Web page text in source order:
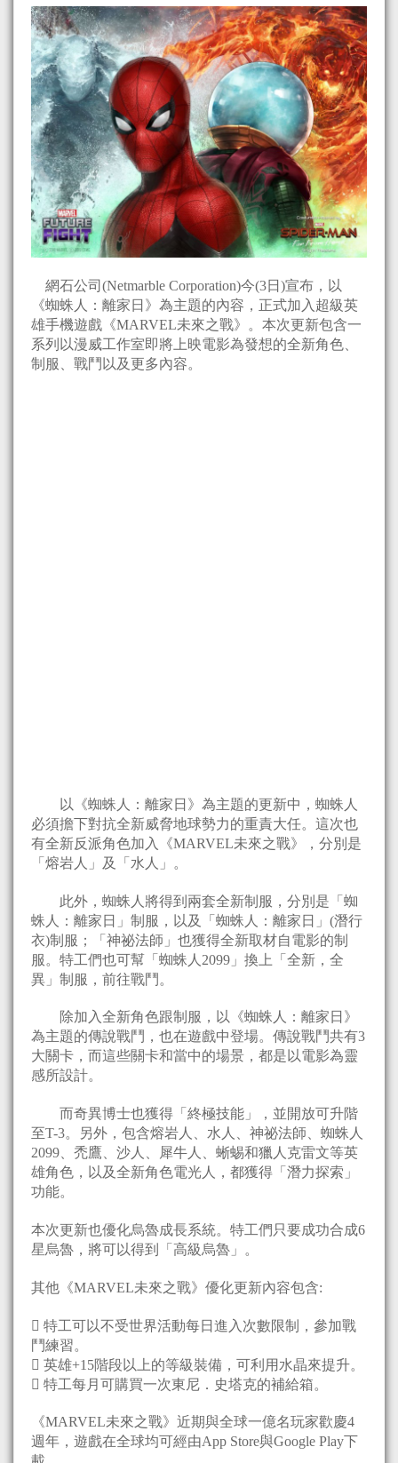
網石公司(Netmarble Corporation)今(3日)宣布，以
《蜘蛛人：離家日》為主題的內容，正式加入超級英
雄手機遊戲《MARVEL未來之戰》。本次更新包含一
系列以漫威工作室即將上映電影為發想的全新角色、
制服、戰鬥以及更多內容。
以《蜘蛛人：離家日》為主題的更新中，蜘蛛人
必須擔下對抗全新威脅地球勢力的重責大任。這次也
有全新反派角色加入《MARVEL未來之戰》，分別是
「熔岩人」及「水人」。
此外，蜘蛛人將得到兩套全新制服，分別是「蜘
蛛人：離家日」制服，以及「蜘蛛人：離家日」(潛行
衣)制服；「神祕法師」也獲得全新取材自電影的制
服。特工們也可幫「蜘蛛人2099」換上「全新，全
異」制服，前往戰鬥。
除加入全新角色跟制服，以《蜘蛛人：離家日》
為主題的傳說戰鬥，也在遊戲中登場。傳說戰鬥共有3
大關卡，而這些關卡和當中的場景，都是以電影為靈
感所設計。
而奇異博士也獲得「終極技能」，並開放可升階
至T-3。另外，包含熔岩人、水人、神祕法師、蜘蛛人
2099、禿鷹、沙人、犀牛人、蜥蜴和獵人克雷文等英
雄角色，以及全新角色電光人，都獲得「潛力探索」
功能。
本次更新也優化烏魯成長系統。特工們只要成功合成6
星烏魯，將可以得到「高級烏魯」。
其他《MARVEL未來之戰》優化更新內容包含:
 特工可以不受世界活動每日進入次數限制，參加戰
鬥練習。
 英雄+15階段以上的等級裝備，可利用水晶來提升。
 特工每月可購買一次東尼．史塔克的補給箱。
《MARVEL未來之戰》近期與全球一億名玩家歡慶4
週年，遊戲在全球均可經由App Store與Google Play下